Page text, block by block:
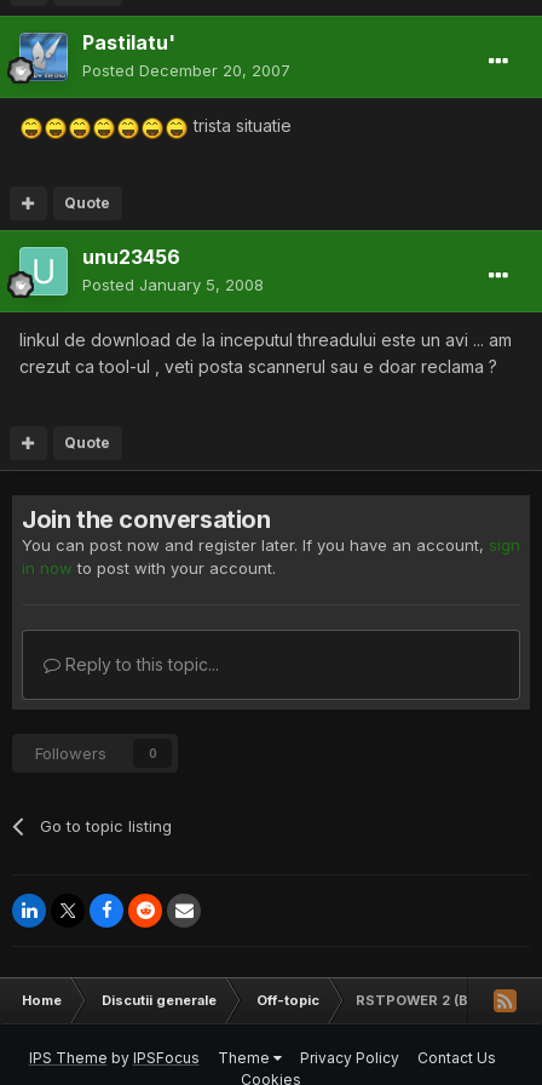
Pastilatu'
Posted December 20, 2007
trista situatie
Quote
unu23456
Posted January 5, 2008
linkul de download de la inceputul threadului este un avi ... am
crezut ca tool-ul , veti posta scannerul sau e doar reclama ?
Quote
Join the conversation
You can post now and register later. If you have an account, sign
in now to post with your account.
Reply to this topic...
Followers 0
Go to topic listing
Home Discutii generale Off-topic RSTPOWER 2 (BanKai)
IPS Theme by IPSFocus Theme Privacy Policy
Contact Us
Cookies